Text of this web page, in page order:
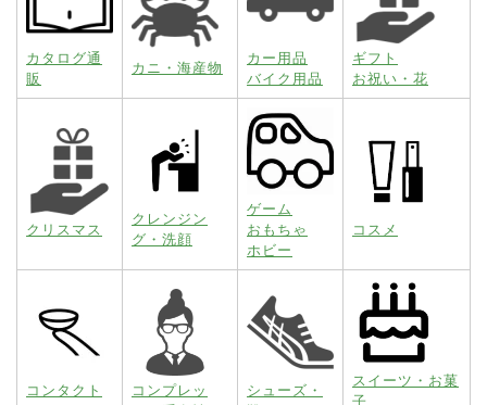
カタログ通
販
カニ・海産物
カー用品
バイク用品
ギフト
お祝い・花
クリスマス
クレンジン
グ・洗顔
ゲーム
おもちゃ
ホビー
コスメ
コンタクト
コンプレッ
シューズ・
スイーツ・お菓
子